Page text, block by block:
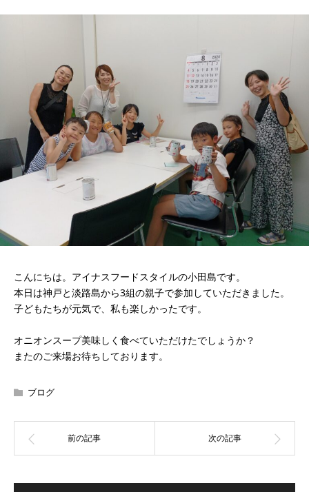
こんにちは。アイナスフードスタイルの小田島です。
本日は神戸と淡路島から3組の親子で参加していただきました。
子どもたちが元気で、私も楽しかったです。
オニオンスープ美味しく食べていただけたでしょうか？
またのご来場お待ちしております。
ブログ